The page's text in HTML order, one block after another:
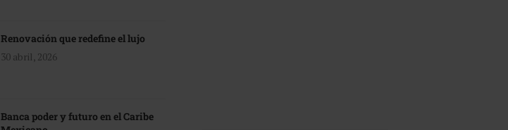
Renovación que redefine el lujo
30 abril, 2026
Banca poder y futuro en el Caribe